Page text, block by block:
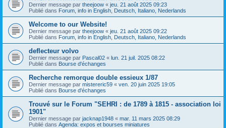
Dernier message par theejoow « jeu. 21 août 2025 09:23
Publié dans Forum, info in English, Deutsch, Italiano, Nederlands
Welcome to our Website!
Dernier message par theejoow « jeu. 21 août 2025 09:22
Publié dans Forum, info in English, Deutsch, Italiano, Nederlands
deflecteur volvo
Dernier message par Pascal02 « lun. 21 juil. 2025 08:22
Publié dans Bourse d'échanges
Recherche remorque double essieux 1/87
Dernier message par mistereric59 « ven. 20 juin 2025 19:05
Publié dans Bourse d'échanges
Trouvé sur le Forum "SEHRI : de 1789 à 1815 - association loi
1901"
Dernier message par jacknap1948 « mar. 11 mars 2025 08:29
Publié dans Agenda: expos et bourses miniatures